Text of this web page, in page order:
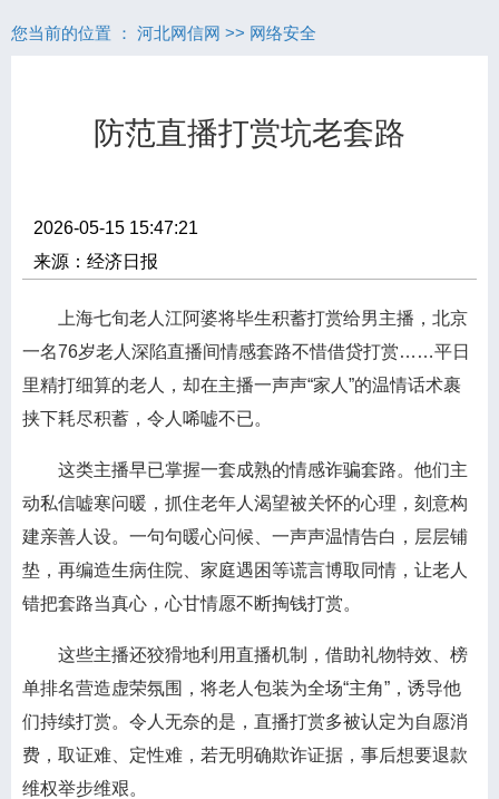
您当前的位置 ： 河北网信网 >> 网络安全
防范直播打赏坑老套路
2026-05-15 15:47:21
来源：经济日报
上海七旬老人江阿婆将毕生积蓄打赏给男主播，北京
一名76岁老人深陷直播间情感套路不惜借贷打赏……平日
里精打细算的老人，却在主播一声声“家人”的温情话术裹
挟下耗尽积蓄，令人唏嘘不已。
这类主播早已掌握一套成熟的情感诈骗套路。他们主
动私信嘘寒问暖，抓住老年人渴望被关怀的心理，刻意构
建亲善人设。一句句暖心问候、一声声温情告白，层层铺
垫，再编造生病住院、家庭遇困等谎言博取同情，让老人
错把套路当真心，心甘情愿不断掏钱打赏。
这些主播还狡猾地利用直播机制，借助礼物特效、榜
单排名营造虚荣氛围，将老人包装为全场“主角”，诱导他
们持续打赏。令人无奈的是，直播打赏多被认定为自愿消
费，取证难、定性难，若无明确欺诈证据，事后想要退款
维权举步维艰。